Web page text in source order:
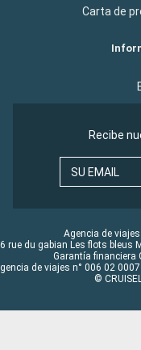
Carta de
Recibe
SU EMAIL
Agencia de
rue du gabian Les flots bleus
Garantía financiera
de viajes n° 006 02
©